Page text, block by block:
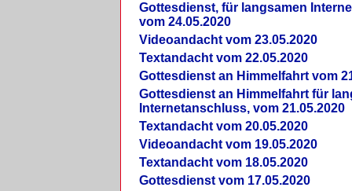
Gottesdienst, für langsamen
vom 24.05.2020
Videoandacht vom 23.05.2020
Textandacht vom 22.05.2020
Gottesdienst an Himmelfahrt vom
Gottesdienst an Himmelfahrt für
Internetanschluss, vom 21.05.2020
Textandacht vom 20.05.2020
Videoandacht vom 19.05.2020
Textandacht vom 18.05.2020
Gottesdienst vom 17.05.2020